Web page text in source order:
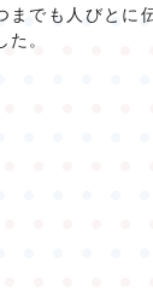
でも人びとに
。